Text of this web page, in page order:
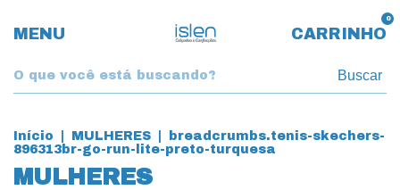
MENU CARRINHO
0
Buscar
Início MULHERES
breadcrumbs.tenis-skechers-
896313br-go-run-lite-preto-turquesa
MULHERES